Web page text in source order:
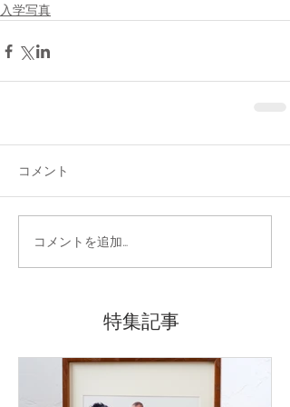
入学写真
コメント
コメントを追加…
特集記事